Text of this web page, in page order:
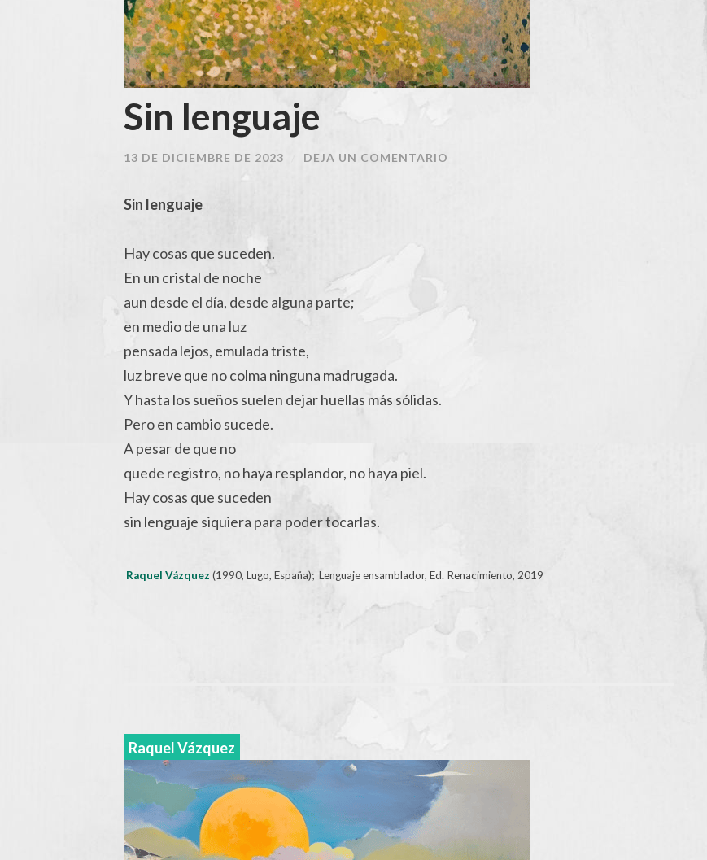
Sin lenguaje
13 DE DICIEMBRE DE 2023 DEJA UN COMENTARIO
Sin lenguaje
Hay cosas que suceden.
En un cristal de noche
aun desde el día, desde alguna parte;
en medio de una luz
pensada lejos, emulada triste,
luz breve que no colma ninguna madrugada.
Y hasta los sueños suelen dejar huellas más sólidas.
Pero en cambio sucede.
A pesar de que no
quede registro, no haya resplandor, no haya piel.
Hay cosas que suceden
sin lenguaje siquiera para poder tocarlas.
Raquel Vázquez (1990, Lugo, España); Lenguaje ensamblador, Ed. Renacimiento, 2019
Raquel Vázquez